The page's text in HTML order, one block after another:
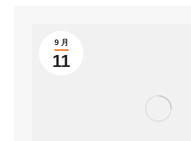
9 月
11